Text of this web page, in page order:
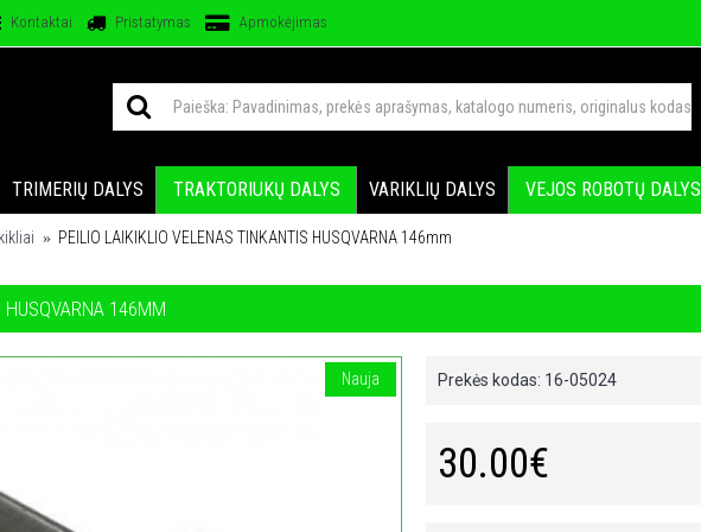
Kontaktai Pristatymas Apmokėjimas
TRIMERIŲ DALYS TRAKTORIUKŲ DALYS VARIKLIŲ DALYS VEJOS ROBOTŲ DALYS
PEILIO LAIKIKLIO VELENAS TINKANTIS HUSQVARNA 146mm
146MM
Nauja Prekės kodas: 16-05024
30.00€